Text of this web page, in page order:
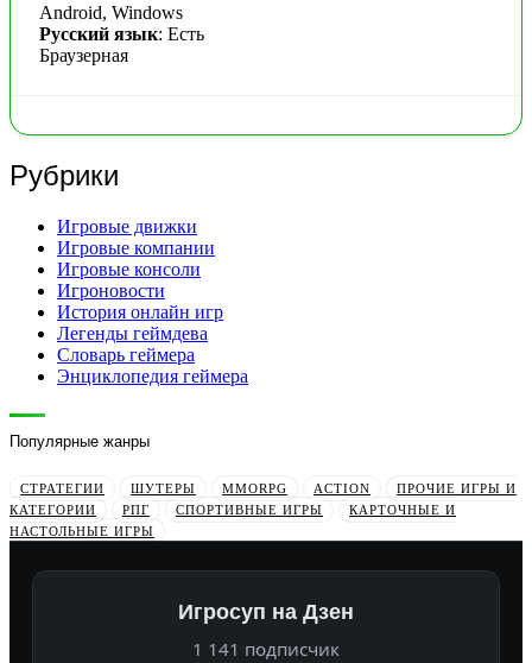
Android, Windows
Русский язык: Есть
Браузерная
Рубрики
Игровые движки
Игровые компании
Игровые консоли
Игроновости
История онлайн игр
Легенды геймдева
Словарь геймера
Энциклопедия геймера
Популярные жанры
СТРАТЕГИИ ШУТЕРЫ MMORPG ACTION
ПРОЧИЕ ИГРЫ И
КАТЕГОРИИ
РПГ СПОРТИВНЫЕ ИГРЫ
КАРТОЧНЫЕ И
НАСТОЛЬНЫЕ ИГРЫ
Игросуп на Дзен
1 141 подписчик